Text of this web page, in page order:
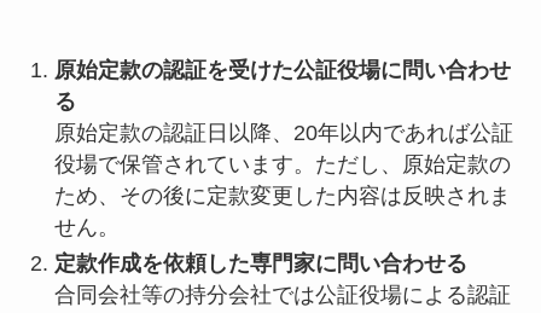
原始定款の認証を受けた公証役場に問い合わせ
る
原始定款の認証日以降、20年以内であれば公証
役場で保管されています。ただし、原始定款の
ため、その後に定款変更した内容は反映されま
せん。
定款作成を依頼した専門家に問い合わせる
合同会社等の持分会社では公証役場による認証